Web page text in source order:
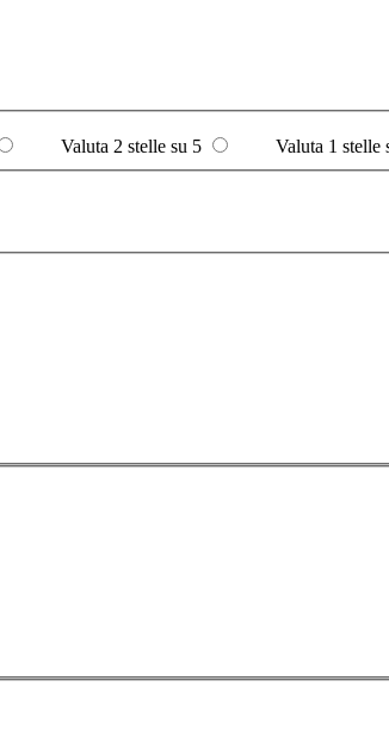
Valuta 2 stelle su 5 Valuta 1 stelle